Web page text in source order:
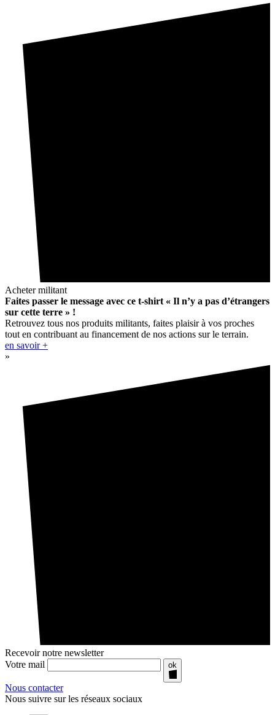
Acheter militant
Faites passer le message avec ce t-shirt « Il n’y a pas d’étrangers
sur cette terre » !
Retrouvez tous nos produits militants, faites plaisir à vos proches
tout en contribuant au financement de nos actions sur le terrain.
en savoir +
»
Recevoir notre newsletter
Votre mail
ok
Nous contacter
Nous suivre sur les réseaux sociaux